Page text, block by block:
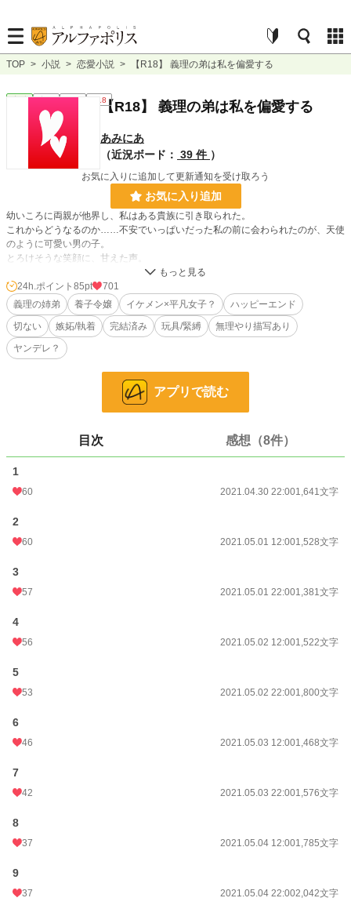
TOP > 小説 > 恋愛小説 > 【R18】 義理の弟は私を偏愛する
完結 短編 R18【R18】 義理の弟は私を偏愛する
あみにあ
（近況ボード： 39 件 ）
お気に入りに追加して更新通知を受け取ろう
お気に入り追加
幼いころに両親が他界し、私はある貴族に引き取られた。
これからどうなるのか……不安でいっぱいだった私の前に会わられたのが、天使
のように可愛い男の子。
とろけそうな笑顔に、甘えた声。
伸ばされた小さな手に、不安は一気に吹き飛んだの。
それが私と義弟の出会いだった。
彼とすぐに仲良くなって、朝から晩まで一緒にいた。
同じ食卓を囲み、同じベッドで手をつないで眠る毎日。
毎日が幸せだった。
ずっと続けばいいと願っていた。
なのに私は……彼の姉として抱いてはいけない感情を持ってしまった。
気が付いた時にはもう後戻りできないところまで来ていたの。
彼の傍に居たいのに、もう居続けることは出来ない。
それなのに、どうしてこんなことになってしまったの……？
※全14話(完結)毎日更新【5/8完結します】
小説
恋愛
お気に入り
文字数
週間ポイント
年間ポイント
累計ポイント
24h.ポイント 85pt
701
義理の姉弟
養子令嬢 イケメン×平凡女子？
ハッピーエンド
切ない
嫉妬/執着 完結済み 玩具/緊縛
無理やり描写あり
ヤンデレ？
アプリで読む
目次 感想（8件）
1
60 2021.04.30 22:001,641文字
2
60 2021.05.01 12:001,528文字
3
57 2021.05.01 22:001,381文字
4
56 2021.05.02 12:001,522文字
5
53 2021.05.02 22:001,800文字
6
46 2021.05.03 12:001,468文字
7
42 2021.05.03 22:001,576文字
8
37 2021.05.04 12:001,785文字
9
37 2021.05.04 22:002,042文字